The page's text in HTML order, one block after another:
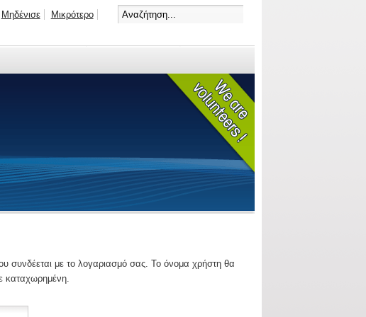
Μηδένισε Μικρότερο
συνδέεται με το λογαριασμό σας. Το όνομα χρήστη θα
καταχωρημένη.